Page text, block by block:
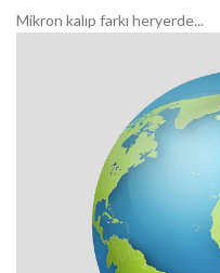
Mikron kalıp farkı heryerde...